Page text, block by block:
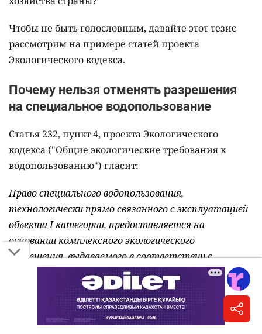
Чтобы не быть голословным, давайте этот тезис
рассмотрим на примере статей проекта
Экологического кодекса.
Почему нельзя отменять разрешения
на специальное водопользование
Статья 232, пункт 4, проекта Экологического
кодекса ("Общие экологические требования к
водопользованию") гласит:
Право специального водопользования,
технологически прямо связанного с эксплуатацией
объекта I категории, предоставляется на
основании комплексного экологического
разрешения, выдаваемого в соответствии с
настоящим Кодексом, и не требует получения
отдельного разрешения на специальное
водопользование.